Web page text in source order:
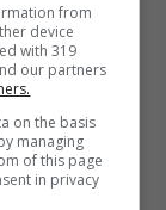
nascitaa
from
device
with 319
our partners
on the basis
managing
of this page
in privacy